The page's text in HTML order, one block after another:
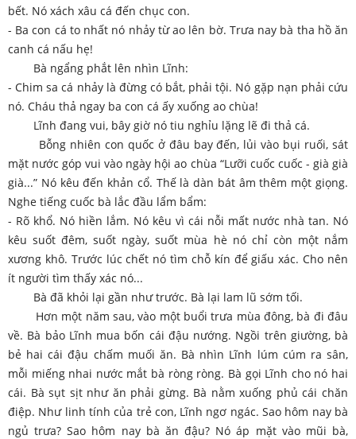
bết. Nó xách xâu cá đến chục con.
- Ba con cá to nhất nó nhảy từ ao lên bờ. Trưa nay bà tha hồ ăn
canh cá nấu hẹ!
Bà ngẩng phắt lên nhìn Lĩnh:
- Chim sa cá nhảy là đừng có bắt, phải tội. Nó gặp nạn phải cứu
nó. Cháu thả ngay ba con cá ấy xuống ao chùa!
Lĩnh đang vui, bây giờ nó tiu nghỉu lặng lẽ đi thả cá.
Bỗng nhiên con quốc ở đâu bay đến, lủi vào bụi ruối, sát
mặt nước góp vui vào ngày hội ao chùa “Lưỡi cuốc cuốc - già già
già...” Nó kêu đến khản cổ. Thế là dàn bát âm thêm một giọng.
Nghe tiếng cuốc bà lắc đầu lẩm bẩm:
- Rõ khổ. Nó hiền lắm. Nó kêu vì cái nỗi mất nước nhà tan. Nó
kêu suốt đêm, suốt ngày, suốt mùa hè nó chỉ còn một nắm
xương khô. Trước lúc chết nó tìm chỗ kín để giấu xác. Cho nên
ít người tìm thấy xác nó...
Bà đã khỏi lại gần như trước. Bà lại lam lũ sớm tối.
Hơn một năm sau, vào một buổi trưa mùa đông, bà đi đâu
về. Bà bảo Lĩnh mua bốn cái đậu nướng. Ngồi trên giường, bà
bẻ hai cái đậu chấm muối ăn. Bà nhìn Lĩnh lúm cúm ra sân,
mỗi miếng nhai nước mắt bà ròng ròng. Bà gọi Lĩnh cho nó hai
cái. Bà sụt sịt như ăn phải gừng. Bà nằm xuống phủ cái chăn
điệp. Như linh tính của trẻ con, Lĩnh ngơ ngác. Sao hôm nay bà
ngủ trưa? Sao hôm nay bà ăn đậu? Nó áp mặt vào mũi bà,